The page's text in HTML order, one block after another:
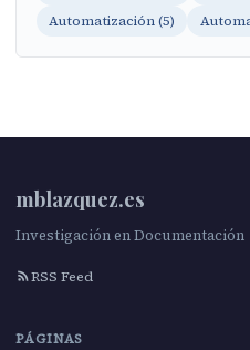
Automatización (5)
mblazquez.es
Investigación en Documentación
RSS Feed
PÁGINAS